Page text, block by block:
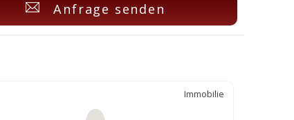
Anfrage senden
Immobilie